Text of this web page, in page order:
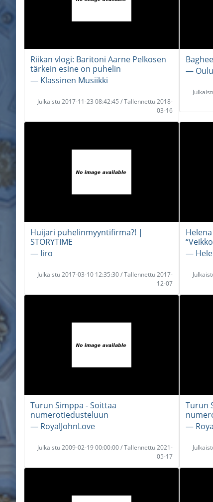
Riikan vlogi: Baritoni Aarne Pelkosen
tärkein esine on puhelin
― Klassinen Musiikki
Julkaistu 2017-11-23 08:42:45 / Tallennettu 2018-
03-16
―
Huijari puhelinmyyntifirma?! |
STORYTIME
― Iiro
Julkaistu 2017-03-10 12:35:30 / Tallennettu 2017-
12-07
―
Turun Simppa - Soittaa
numerotiedusteluun
― RoyalJohnLove
Julkaistu 2009-02-19 00:00:00 / Tallennettu 2021-
05-17
Turun
―